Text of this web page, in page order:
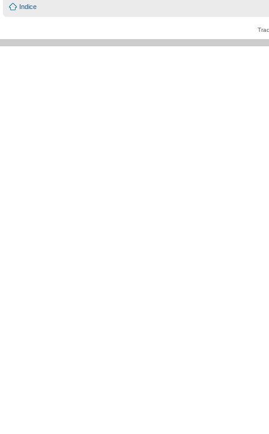
Indice